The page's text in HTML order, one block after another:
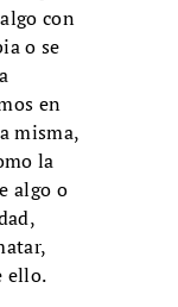
con
o se
en
misma,
la
algo o
ello.